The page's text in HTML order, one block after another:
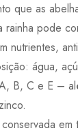
que as
pode
nutrientes,
água,
B, C e E –
em